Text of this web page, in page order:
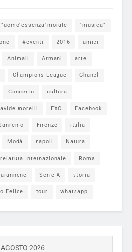
"musica"
#eventi 2016 amici
Animali Armani arte
Champions League Chanel
Concerto cultura
morelli EXO Facebook
Firenze italia
Modà napoli Natura
Internazionale Roma
Serie A storia
Felice tour whatsapp
AGOSTO 2026